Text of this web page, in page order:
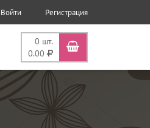
Войти Регистрация
0 шт.
0.00